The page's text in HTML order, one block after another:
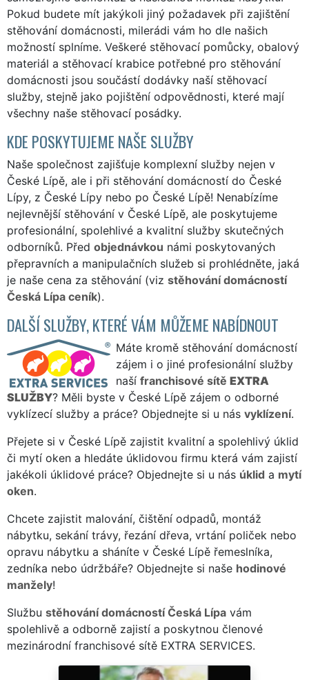
Pokud budete mít jakýkoli jiný požadavek při zajištění
stěhování domácnosti, milerádi vám ho dle našich
možností splníme. Veškeré stěhovací pomůcky, obalový
materiál a stěhovací krabice potřebné pro stěhování
domácnosti jsou součástí dodávky naší stěhovací
služby, stejně jako pojištění odpovědnosti, které mají
všechny naše stěhovací posádky.
KDE POSKYTUJEME NAŠE SLUŽBY
Naše společnost zajišťuje komplexní služby nejen v
České Lípě, ale i při stěhování domácností do České
Lípy, z České Lípy nebo po České Lípě! Nenabízíme
nejlevnější stěhování v České Lípě, ale poskytujeme
profesionální, spolehlivé a kvalitní služby skutečných
odborníků. Před objednávkou námi poskytovaných
přepravních a manipulačních služeb si prohlédněte, jaká
je naše cena za stěhování (viz stěhování domácností
Česká Lípa ceník).
DALŠÍ SLUŽBY, KTERÉ VÁM MŮŽEME NABÍDNOUT
Máte kromě stěhování domácností
zájem i o jiné profesionální služby
naší franchisové sítě EXTRA
SLUŽBY? Měli byste v České Lípě zájem o odborné
vyklízecí služby a práce? Objednejte si u nás vyklízení.
Přejete si v České Lípě zajistit kvalitní a spolehlivý úklid
či mytí oken a hledáte úklidovou firmu která vám zajistí
jakékoli úklidové práce? Objednejte si u nás úklid a mytí
oken.
Chcete zajistit malování, čištění odpadů, montáž
nábytku, sekání trávy, řezání dřeva, vrtání poliček nebo
opravu nábytku a sháníte v České Lípě řemeslníka,
zedníka nebo údržbáře? Objednejte si naše hodinové
manžely!
Službu stěhování domácností Česká Lípa vám
spolehlivě a odborně zajistí a poskytnou členové
mezinárodní franchisové sítě EXTRA SERVICES.